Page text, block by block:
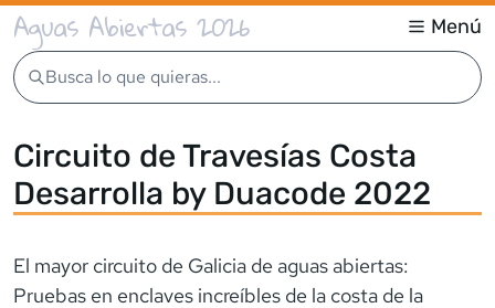
Aguas Abiertas 2026 Menú
Busca lo que quieras...
Circuito de Travesías Costa
Desarrolla by Duacode 2022
El mayor circuito de Galicia de aguas abiertas:
Pruebas en enclaves increíbles de la costa de la